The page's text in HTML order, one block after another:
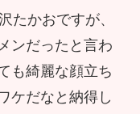
たかおですが、
ンだったと言わ
も綺麗な顔立ち
ケだなと納得し